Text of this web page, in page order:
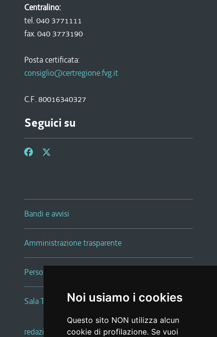
Noi usiamo i cookies
Questo sito NON utilizza alcun
cookie di profilazione. Se vuoi
Centralino:
tel. 040 3771111
fax. 040 3773190
Posta certificata:
consiglio@certregione.fvg.it
C.F. 80016340327
Seguici su
Bandi e avvisi
Amministrazione trasparente
Persone e Uffici
Sala Tiziano Tessitori
redazione web |note legali |glossario